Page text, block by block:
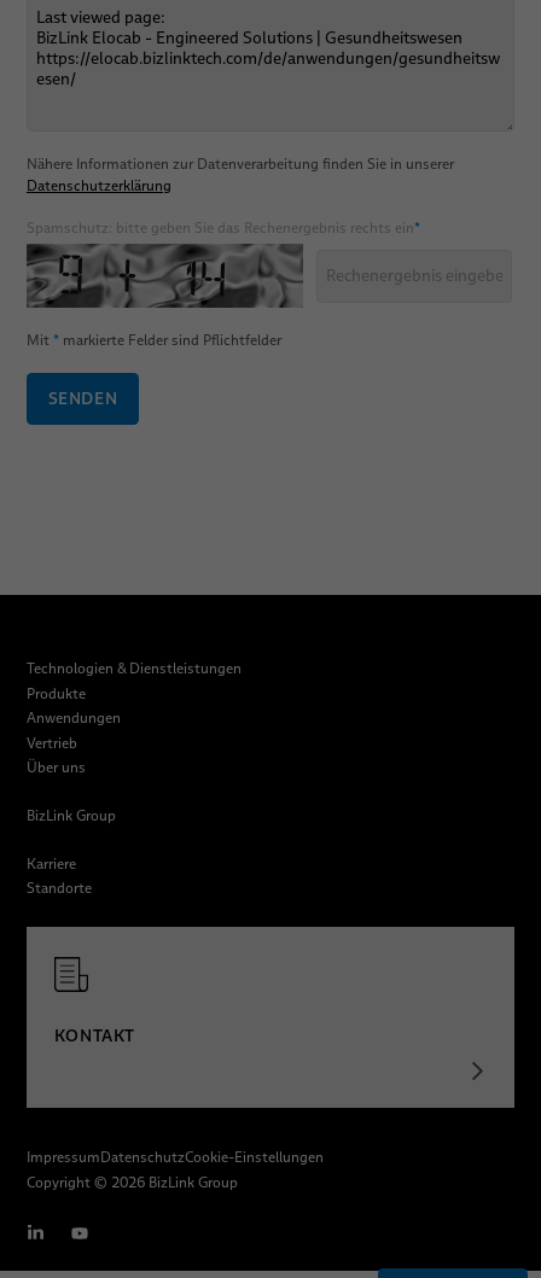
Nähere Informationen zur Datenverarbeitung finden Sie in unserer
Datenschutzerklärung
Spamschutz: bitte geben Sie das Rechenergebnis rechts ein*
Mit * markierte Felder sind Pflichtfelder
SENDEN
Technologien & Dienstleistungen
Produkte
Anwendungen
Vertrieb
Über uns
BizLink Group
Karriere
Standorte
KONTAKT
ImpressumDatenschutzCookie-Einstellungen
Copyright © 2026 BizLink Group